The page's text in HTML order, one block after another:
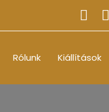
Rólunk Kiállítások